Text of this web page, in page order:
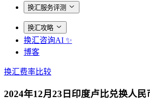
换汇服务评测
换汇攻略
换汇咨询AI ✨
博客
换汇费率比较
2024年12月23日印度卢比兑换人